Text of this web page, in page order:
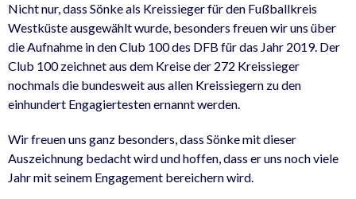
Nicht nur, dass Sönke als Kreissieger für den Fußballkreis
Westküste ausgewählt wurde, besonders freuen wir uns über
die Aufnahme in den Club 100 des DFB für das Jahr 2019. Der
Club 100 zeichnet aus dem Kreise der 272 Kreissieger
nochmals die bundesweit aus allen Kreissiegern zu den
einhundert Engagiertesten ernannt werden.
Wir freuen uns ganz besonders, dass Sönke mit dieser
Auszeichnung bedacht wird und hoffen, dass er uns noch viele
Jahr mit seinem Engagement bereichern wird.